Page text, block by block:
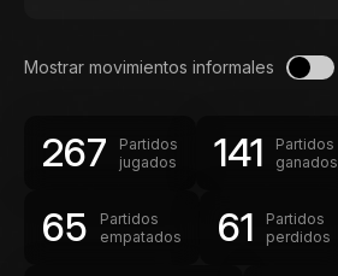
Mostrar movimientos informales
267
Partidos
jugados
141
Partidos
ganados
65
Partidos
empatados
61
Partidos
perdidos